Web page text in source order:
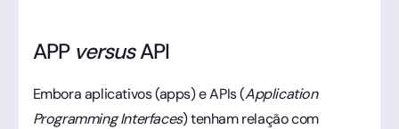
APP versusAPI
Embora aplicativos (apps) e APIs (Application
Programming Interfaces) tenham relação com